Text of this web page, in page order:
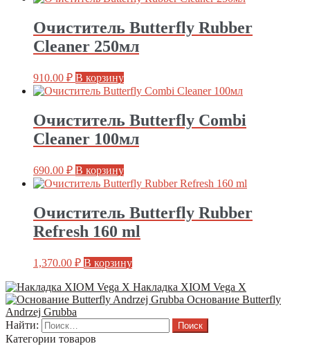
Очиститель Butterfly Rubber
Cleaner 250мл
910.00 ₽ В корзину
Очиститель Butterfly Combi
Cleaner 100мл
690.00 ₽ В корзину
Очиститель Butterfly Rubber
Refresh 160 ml
1,370.00 ₽ В корзину
Накладка XIOM Vega X
Основание Butterfly
Andrzej Grubba
Найти:
Категории товаров